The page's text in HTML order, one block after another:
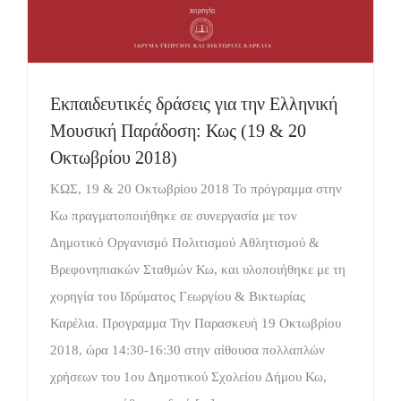
Εκπαιδευτικές δράσεις για την Ελληνική
Μουσική Παράδοση: Κως (19 & 20
Οκτωβρίου 2018)
ΚΩΣ, 19 & 20 Οκτωβρίου 2018 Το πρόγραμμα στην
Κω πραγματοποιήθηκε σε συνεργασία με τον
Δημοτικό Οργανισμό Πολιτισμού Αθλητισμού &
Βρεφονηπιακών Σταθμών Κω, και υλοποιήθηκε με τη
χορηγία του Ιδρύματος Γεωργίου & Βικτωρίας
Καρέλια. Προγραμμα Την Παρασκευή 19 Οκτωβρίου
2018, ώρα 14:30-16:30 στην αίθουσα πολλαπλών
χρήσεων του 1ου Δημοτικού Σχολείου Δήμου Κω,